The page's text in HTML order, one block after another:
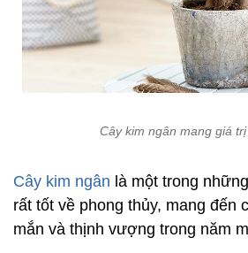
Cây kim ngân mang giá
Cây kim ngân là một trong
rất tốt về phong thủy, mang đến
mắn và thịnh vượng trong năm